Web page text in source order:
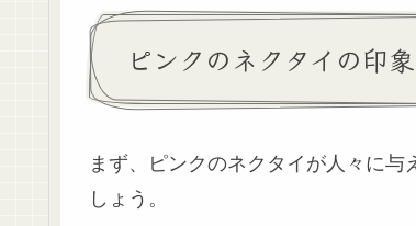
ピンクのネクタイの印象
まず、ピンクのネクタイが人々に
しょう。